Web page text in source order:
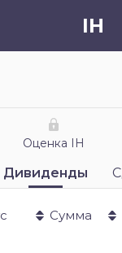
IH
Оценка IH
Дивиденды
Сумма